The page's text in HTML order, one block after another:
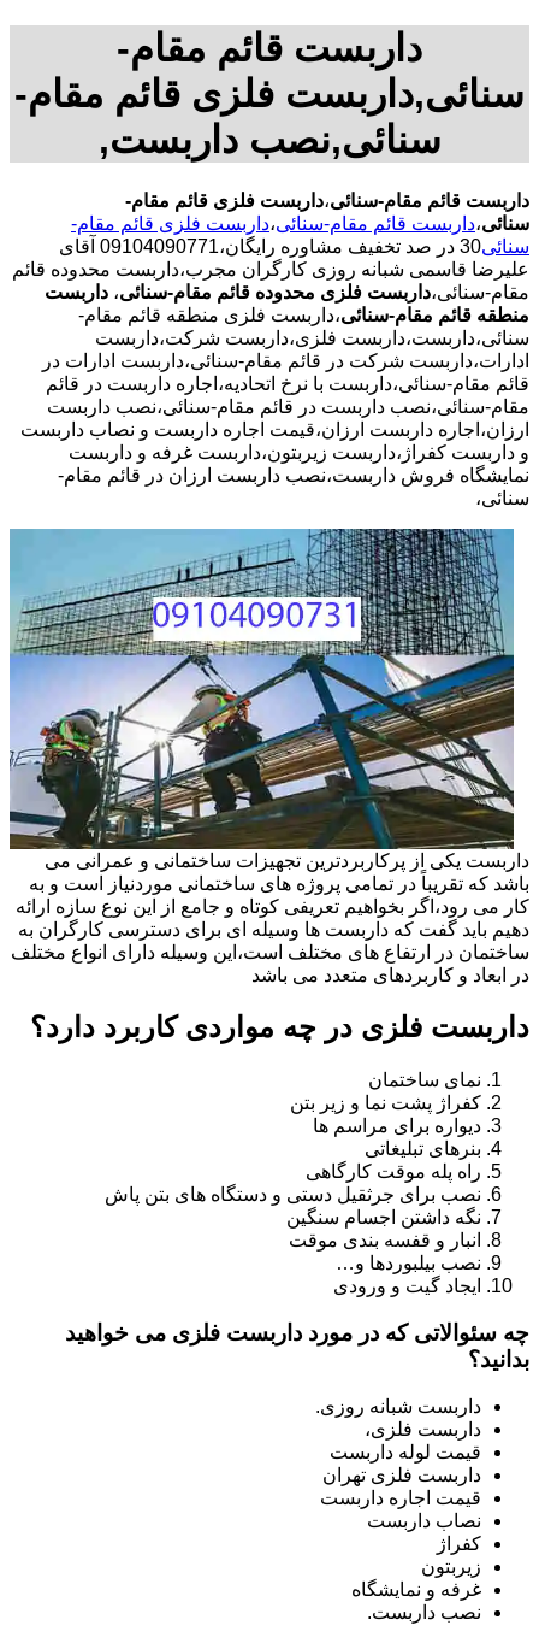
داربست قائم مقام-
سنائی,داربست فلزی قائم مقام-
سنائی,نصب داربست,
داربست قائم مقام-سنائی،داربست فلزی قائم مقام-
سنائی،داربست قائم مقام-سنائی،داربست فلزی قائم مقام-
سنائی
30 در صد تخفیف مشاوره رایگان،09104090771 آقای
علیرضا قاسمی شبانه روزی کارگران مجرب،داربست محدوده قائم
مقام-سنائی،داربست فلزی محدوده قائم مقام-سنائی، داربست
منطقه قائم مقام-سنائی،داربست فلزی منطقه قائم مقام-
سنائی،داربست،داربست فلزی،داربست شرکت،داربست
ادارات،داربست شرکت در قائم مقام-سنائی،داربست ادارات در
قائم مقام-سنائی،داربست با نرخ اتحادیه،اجاره داربست در قائم
مقام-سنائی،نصب داربست در قائم مقام-سنائی،نصب داربست
ارزان،اجاره داربست ارزان،قیمت اجاره داربست و نصاب داربست
و داربست کفراژ،داربست زیربتون،داربست غرفه و داربست
نمایشگاه فروش داربست،نصب داربست ارزان در قائم مقام-
سنائی،
داربست یکی از پرکاربردترین تجهیزات ساختمانی و عمرانی می
باشد که تقریباً در تمامی پروژه های ساختمانی موردنیاز است و به
کار می رود،اگر بخواهیم تعریفی کوتاه و جامع از این نوع سازه ارائه
دهیم باید گفت که داربست ها وسیله ای برای دسترسی کارگران به
ساختمان در ارتفاع های مختلف است،این وسیله دارای انواع مختلف
در ابعاد و کاربردهای متعدد می باشد
داربست فلزی در چه مواردی کاربرد دارد؟
نمای ساختمان
کفراژ پشت نما و زیر بتن
دیواره برای مراسم ها
بنرهای تبلیغاتی
راه پله موقت کارگاهی
نصب برای جرثقیل دستی و دستگاه های بتن پاش
نگه داشتن اجسام سنگین
انبار و قفسه بندی موقت
نصب بیلبوردها و…
ایجاد گیت و ورودی
چه سئوالاتی که در مورد داربست فلزی می خواهید
بدانید؟
داربست شبانه روزی.
داربست فلزی،
قیمت لوله داربست
داربست فلزی تهران
قیمت اجاره داربست
نصاب داربست
کفراژ
زیربتون
غرفه و نمایشگاه
نصب داربست.